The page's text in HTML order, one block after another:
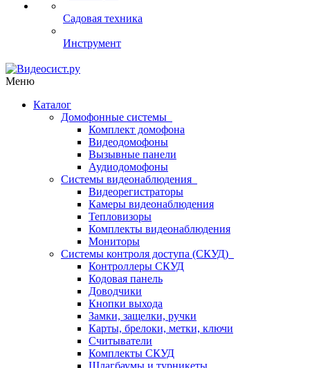
Садовая техника
Инструмент
Меню
Каталог
Домофонные системы
Комплект домофона
Видеодомофоны
Вызывные панели
Аудиодомофоны
Системы видеонаблюдения
Видеорегистраторы
Камеры видеонаблюдения
Тепловизоры
Комплекты видеонаблюдения
Мониторы
Системы контроля доступа (СКУД)
Контроллеры СКУД
Кодовая панель
Доводчики
Кнопки выхода
Замки, защелки, ручки
Карты, брелоки, метки, ключи
Считыватели
Комплекты СКУД
Шлагбаумы и турникеты